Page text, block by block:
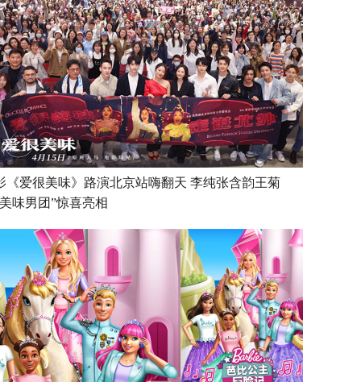
《爱很美味》路演北京站嗨翻天 李纯张含韵王菊
味男团”惊喜亮相